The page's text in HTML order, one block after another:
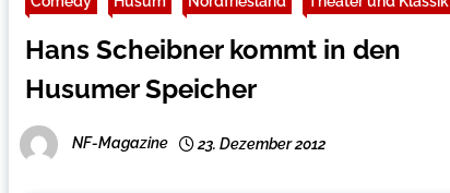
Hans Scheibner kommt in den
Husumer Speicher
NF-Magazine 23. Dezember 2012